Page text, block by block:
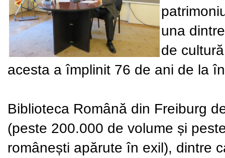
una
de
acesta a împlinit 76 de ani de la
Biblioteca Română din Freiburg
(peste 200.000 de volume și
românești apărute în exil), dintre